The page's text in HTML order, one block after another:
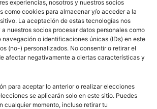
experiencias, nosotros y nuestros socios
como cookies para almacenar y/o acceder a la
La aceptación de estas tecnologías nos
nuestros socios procesar datos personales como
navegación o identificaciones únicas (IDs) en este
(no-) personalizados. No consentir o retirar el
afectar negativamente a ciertas características y
para aceptar lo anterior o realizar elecciones
se aplicarán solo en este sitio. Puedes
cualquier momento, incluso retirar tu
1966